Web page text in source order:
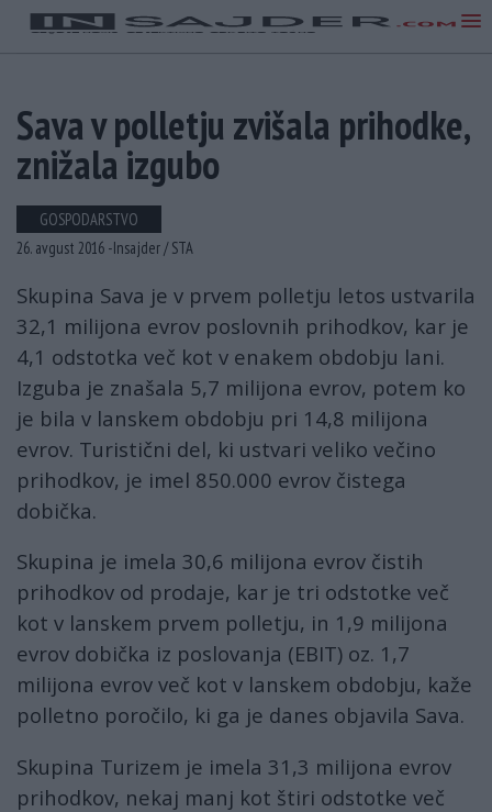
Sava v polletju zvišala prihodke,
znižala izgubo
GOSPODARSTVO
26. avgust 2016 -Insajder /STA
Skupina Sava je v prvem polletju letos ustvarila
32,1 milijona evrov poslovnih prihodkov, kar je
4,1 odstotka več kot v enakem obdobju lani.
Izguba je znašala 5,7 milijona evrov, potem ko
je bila v lanskem obdobju pri 14,8 milijona
evrov. Turistični del, ki ustvari veliko večino
prihodkov, je imel 850.000 evrov čistega
dobička.
Skupina je imela 30,6 milijona evrov čistih
prihodkov od prodaje, kar je tri odstotke več
kot v lanskem prvem polletju, in 1,9 milijona
evrov dobička iz poslovanja (EBIT) oz. 1,7
milijona evrov več kot v lanskem obdobju, kaže
polletno poročilo, ki ga je danes objavila Sava.
Skupina Turizem je imela 31,3 milijona evrov
prihodkov, nekaj manj kot štiri odstotke več